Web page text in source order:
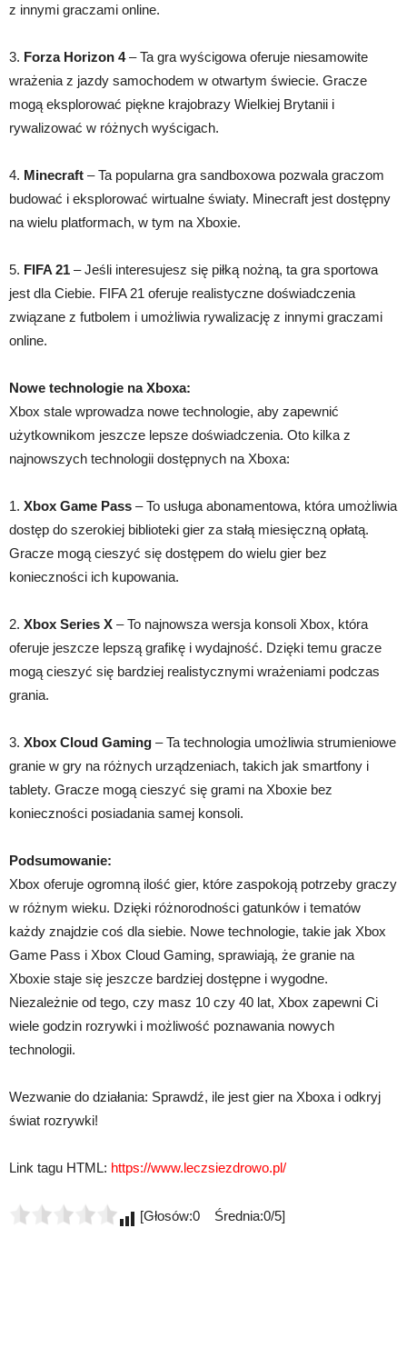
z innymi graczami online.
3. Forza Horizon 4– Ta gra wyścigowa oferuje niesamowite
wrażenia z jazdy samochodem w otwartym świecie. Gracze
mogą eksplorować piękne krajobrazy Wielkiej Brytanii i
rywalizować w różnych wyścigach.
4. Minecraft – Ta popularna gra sandboxowa pozwala graczom
budować i eksplorować wirtualne światy. Minecraft jest dostępny
na wielu platformach, w tym na Xboxie.
5. FIFA 21 – Jeśli interesujesz się piłką nożną, ta gra sportowa
jest dla Ciebie. FIFA 21 oferuje realistyczne doświadczenia
związane z futbolem i umożliwia rywalizację z innymi graczami
online.
Nowe technologie na Xboxa:
Xbox stale wprowadza nowe technologie, aby zapewnić
użytkownikom jeszcze lepsze doświadczenia. Oto kilka z
najnowszych technologii dostępnych na Xboxa:
1. Xbox Game Pass – To usługa abonamentowa, która umożliwia
dostęp do szerokiej biblioteki gier za stałą miesięczną opłatą.
Gracze mogą cieszyć się dostępem do wielu gier bez
konieczności ich kupowania.
2. Xbox Series X – To najnowsza wersja konsoli Xbox, która
oferuje jeszcze lepszą grafikę i wydajność. Dzięki temu gracze
mogą cieszyć się bardziej realistycznymi wrażeniami podczas
grania.
3. Xbox Cloud Gaming – Ta technologia umożliwia strumieniowe
granie w gry na różnych urządzeniach, takich jak smartfony i
tablety. Gracze mogą cieszyć się grami na Xboxie bez
konieczności posiadania samej konsoli.
Podsumowanie:
Xbox oferuje ogromną ilość gier, które zaspokoją potrzeby graczy
w różnym wieku. Dzięki różnorodności gatunków i tematów
każdy znajdzie coś dla siebie. Nowe technologie, takie jak Xbox
Game Pass i Xbox Cloud Gaming, sprawiają, że granie na
Xboxie staje się jeszcze bardziej dostępne i wygodne.
Niezależnie od tego, czy masz 10 czy 40 lat, Xbox zapewni Ci
wiele godzin rozrywki i możliwość poznawania nowych
technologii.
Wezwanie do działania: Sprawdź, ile jest gier na Xboxa i odkryj
świat rozrywki!
Link tagu HTML: https://www.leczsiezdrowo.pl/
[Głosów:0 Średnia:0/5]